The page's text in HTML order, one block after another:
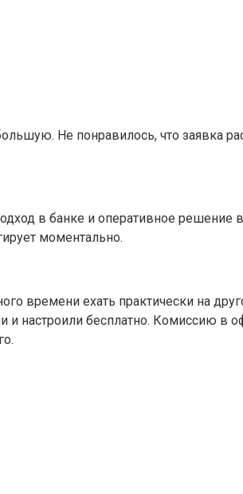
Не понравилось, что заявка
в банке и оперативное решение
моментально.
времени ехать практически на
настроили бесплатно. Комиссию в